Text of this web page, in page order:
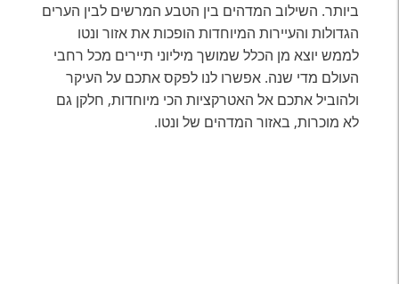
ביותר. השילוב המדהים בין הטבע המרשים לבין הערים
הגדולות והעיירות המיוחדות הופכות את אזור ונטו
לממש יוצא מן הכלל שמושך מיליוני תיירים מכל רחבי
העולם מדי שנה. אפשרו לנו לפקס אתכם על העיקר
ולהוביל אתכם אל האטרקציות הכי מיוחדות, חלקן גם
לא מוכרות, באזור המדהים של ונטו.